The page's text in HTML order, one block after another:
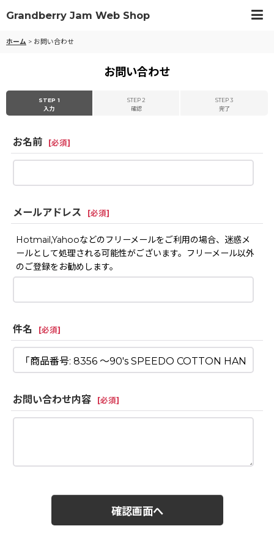
Grandberry Jam Web Shop
ホーム > お問い合わせ
お問い合わせ
STEP 1
入力
STEP 2
確認
STEP 3
完了
お名前 [必須]
メールアドレス [必須]
Hotmail,Yahooなどのフリーメールをご利用の場合、迷惑メ
ールとして処理される可能性がございます。フリーメール以外
のご登録をお勧めします。
件名 [必須]
お問い合わせ内容 [必須]
確認画面へ